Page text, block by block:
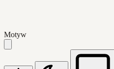
Motyw